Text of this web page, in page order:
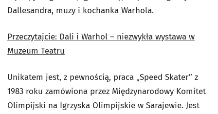
Dallesandra, muzy i kochanka Warhola.
Przeczytajcie: Dali i Warhol – niezwykła wystawa w
Muzeum Teatru
Unikatem jest, z pewnością, praca „Speed Skater” z
1983 roku zamówiona przez Międzynarodowy Komitet
Olimpijski na Igrzyska Olimpijskie w Sarajewie. Jest